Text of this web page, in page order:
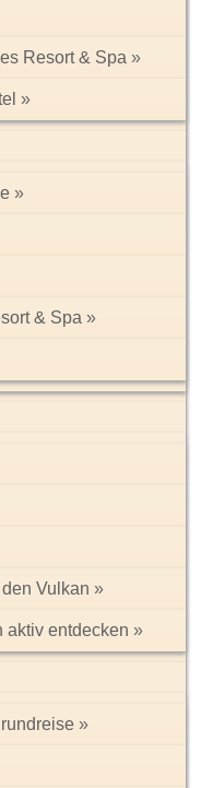
Resort & Spa
& Spa
Vulkan
aktiv entdecken